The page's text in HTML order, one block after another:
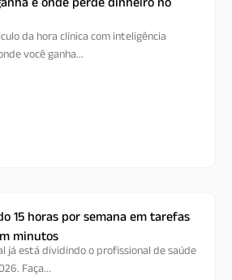
e onde perde dinheiro no
da hora clínica com inteligência
você ganha...
15 horas por semana em tarefas
minutos
já está dividindo o profissional de saúde
Faça...